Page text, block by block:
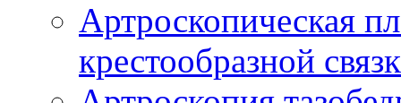
Артроскопическая
крестообразной